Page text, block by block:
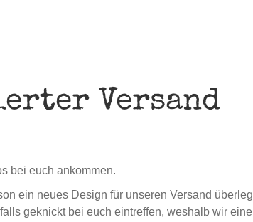
Versand
bei euch ankommen.
ein neues Design für unseren Versand
geknickt bei euch eintreffen, weshalb wir